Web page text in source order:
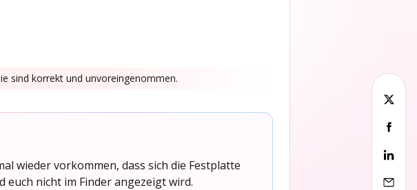
sind korrekt und unvoreingenommen.
wieder vorkommen, dass sich die Festplatte
nicht im Finder angezeigt wird.